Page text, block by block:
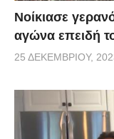
Νοίκιασε
αγώνα επειδή
25 ΔΕΚΕΜΒΡΊΟΥ,